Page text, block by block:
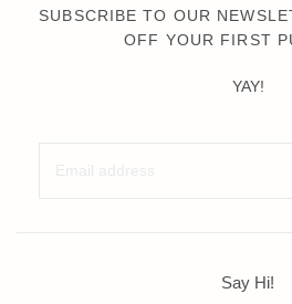
SUBSCRIBE TO OUR
OFF YOUR FIRST
YAY!
Say Hi!